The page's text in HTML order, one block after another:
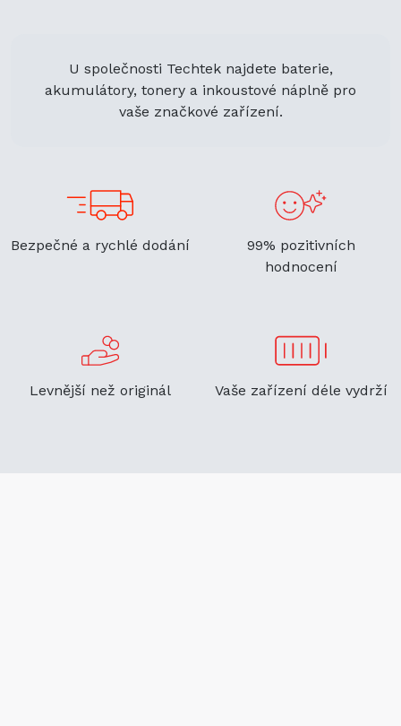
U společnosti Techtek najdete baterie,
akumulátory, tonery a inkoustové náplně pro
vaše značkové zařízení.
Bezpečné a rychlé dodání
99% pozitivních
hodnocení
Levnější než originál Vaše zařízení déle vydrží